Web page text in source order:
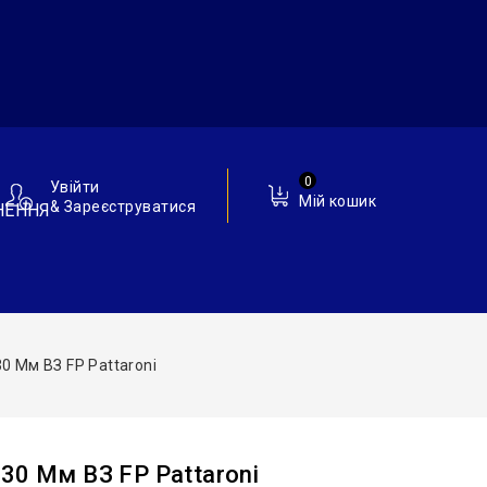
Мій кошик
0
Увійти
& Зареєструватися
Мм ВЗ FP Pattaroni
Мм ВЗ FP Pattaroni